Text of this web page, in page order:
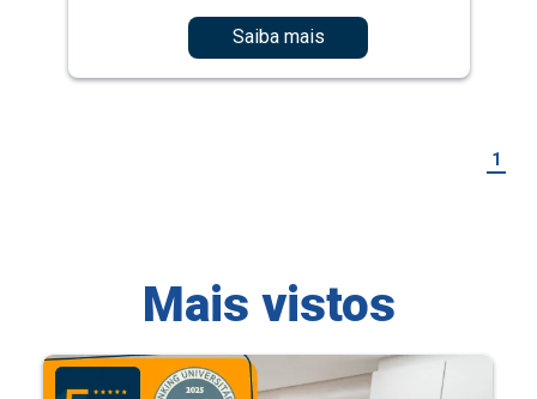
Saiba mais
1
Mais vistos